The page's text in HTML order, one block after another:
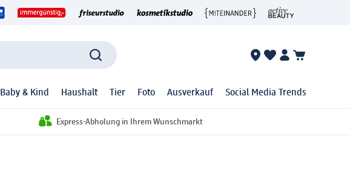
Baby & Kind Haushalt Tier Foto Ausverkauf Social Media Trends
Express-Abholung in Ihrem Wunschmarkt